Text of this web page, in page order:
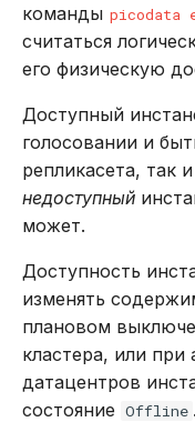
команды picodata
считаться
его физическую
Доступный
голосовании и
репликасета, так
недоступный
может.
Доступность
изменять
плановом
кластера, или
датацентров
состояние Offline